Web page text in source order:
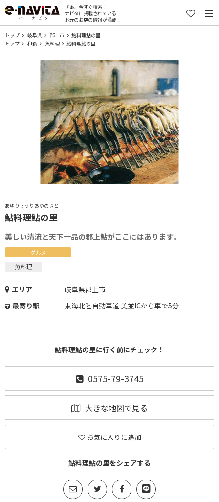
さぁ、今すぐ検索！
ナビタに掲載されている
地元のお店の情報が満載！
トップ 岐阜県 郡上市
鮎料理鮎の里
トップ
和食 魚料理 鮎料理鮎の里
あゆりょうりあゆのさと
鮎料理鮎の里
美しい清流と天下一品の郡上鮎がここにはあります。
グルメ
魚料理
エリア
岐阜県郡上市
最寄り駅
東海北陸自動車道 美並ICから車で5分
鮎料理鮎の里に行く前にチェック！
0575-79-3745
大きな地図で見る
お気に入りに追加
鮎料理鮎の里をシェアする